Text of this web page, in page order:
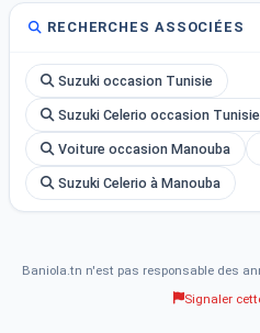
RECHERCHES ASSOCIÉES
Suzuki occasion Tunisie
Suzuki Celerio occasion Tunisie
Voiture occasion Manouba
Suzuki Celerio à Manouba
Baniola.tn n'est pas responsable des
Signaler